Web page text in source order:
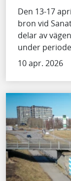
Den 13-17
bron vid
delar av
under
10 apr. 2026